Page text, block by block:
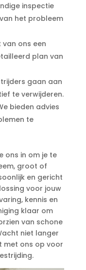
inspectie
het probleem
ons een
plan van
gaan aan
te verwijderen.​
bieden advies
te
ons in om je te
groot of
en gericht
voor jouw
kennis en
klaar om
van schone
niet langer
met ons op voor